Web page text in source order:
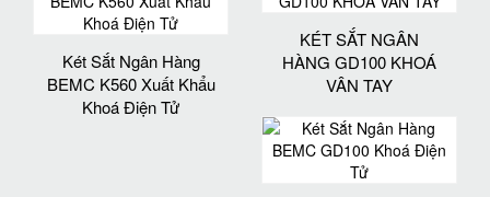
Két Sắt Ngân Hàng
BEMC K560 Xuất Khẩu
Khoá Điện Tử
KÉT SẮT NGÂN
HÀNG GD100 KHOÁ
VÂN TAY